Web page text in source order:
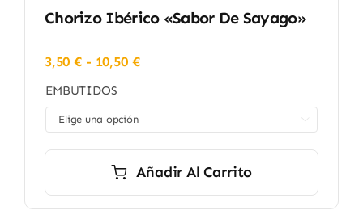
Chorizo Ibérico «Sabor De Sayago»
3,50€ - 10,50 €Rango
desde
EMBUTIDOS
Añadir Al Carrito